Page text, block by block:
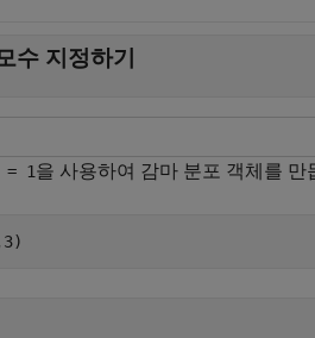
수 지정하기
= 1을 사용하여 감마 분포 객체를 만